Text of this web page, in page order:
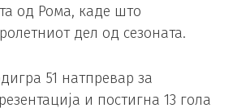
од Рома, каде што
дел од сезоната.
51 натпревар за
и постигна 13 гола